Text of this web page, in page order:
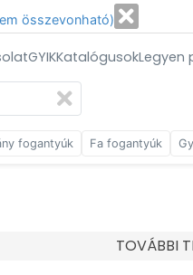
összevonható)
GYIKKatalógusokLegyen
fogantyúk Fa fogantyúk
TOVÁBBI